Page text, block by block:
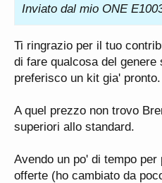
Inviato dal mio ONE
Ti ringrazio per il tuo
di fare qualcosa del genere
preferisco un kit gia' pronto.
A quel prezzo non trovo
superiori allo standard.
Avendo un po' di tempo
offerte (ho cambiato da